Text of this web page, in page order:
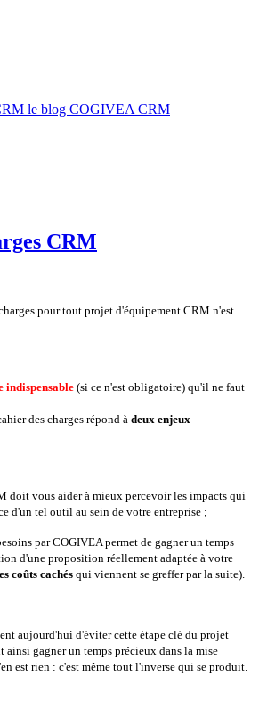
le blog COGIVEA CRM
CRM
pour tout projet d'équipement CRM n'est
indispensable (si ce n'est obligatoire) qu'il ne faut
des charges répond à deux enjeux
doit vous aider à mieux percevoir les impacts qui
d'un tel outil au sein de votre entreprise ;
par COGIVEA permet de gagner un temps
d'une proposition réellement adaptée à votre
coûts cachés qui viennent se greffer par la suite).
aujourd'hui d'éviter cette étape clé du projet
ainsi gagner un temps précieux dans la mise
est rien : c'est même tout l'inverse qui se produit.